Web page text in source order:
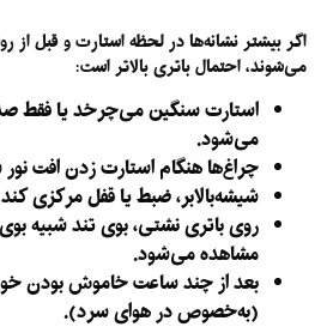
اگر بیشتر نشانه‌ها در لحظه استارت و قبل
می‌شوند، احتمال باتری بالاتر است:
استارت سنگین می‌چرخد یا فقط
می‌شود.
چراغ‌ها هنگام استارت زدن افت
شیشه‌بالابر، ضبط یا قفل مرکزی
روی باتری نشتی، بوی تند شبیه
مشاهده می‌شود.
بعد از چند ساعت خاموش بودن
(به‌خصوص در هوای سرد).